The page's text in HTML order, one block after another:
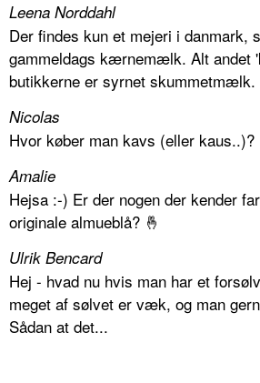
Leena Norddahl
Der findes kun et mejeri i danmark,
gammeldags kærnemælk. Alt
butikkerne er syrnet skummetmælk.
Nicolas
Hvor køber man kavs (eller kaus..)?
Amalie
Hejsa :-) Er der nogen der kender
originale almueblå? 🤞
Ulrik Bencard
Hej - hvad nu hvis man har et
meget af sølvet er væk, og man
Sådan at det...